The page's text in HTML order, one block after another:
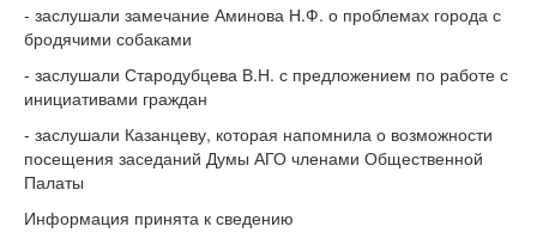
- заслушали замечание Аминова Н.Ф. о проблемах города с
бродячими собаками
- заслушали Стародубцева В.Н. с предложением по работе с
инициативами граждан
- заслушали Казанцеву, которая напомнила о возможности
посещения заседаний Думы АГО членами Общественной
Палаты
Информация принята к сведению